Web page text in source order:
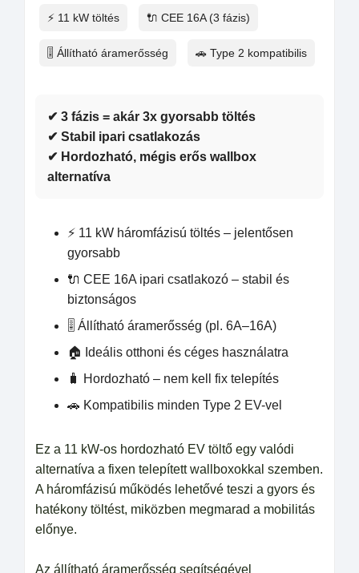
⚡ 11 kW töltés 🔌 CEE 16A (3 fázis)
🎚️ Állítható áramerősség 🚗 Type 2 kompatibilis
✔ 3 fázis = akár 3x gyorsabb töltés
✔ Stabil ipari csatlakozás
✔ Hordozható, mégis erős wallbox
alternatíva
⚡ 11 kW háromfázisú töltés – jelentősen
gyorsabb
🔌 CEE 16A ipari csatlakozó – stabil és
biztonságos
🎚️ Állítható áramerősség (pl. 6A–16A)
🏠 Ideális otthoni és céges használatra
🧳 Hordozható – nem kell fix telepítés
🚗 Kompatibilis minden Type 2 EV-vel
Ez a 11 kW-os hordozható EV töltő egy valódi
alternatíva a fixen telepített wallboxokkal szemben.
A háromfázisú működés lehetővé teszi a gyors és
hatékony töltést, miközben megmarad a mobilitás
előnye.
Az állítható áramerősség segítségével